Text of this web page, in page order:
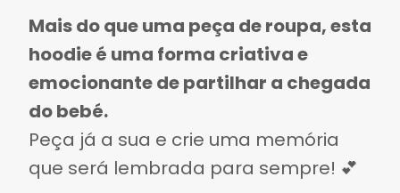
Mais do que uma peça de roupa, esta
hoodie é uma forma criativa e
emocionante de partilhar a chegada
do bebé.
Peça já a sua e crie uma memória
que será lembrada para sempre! 💕